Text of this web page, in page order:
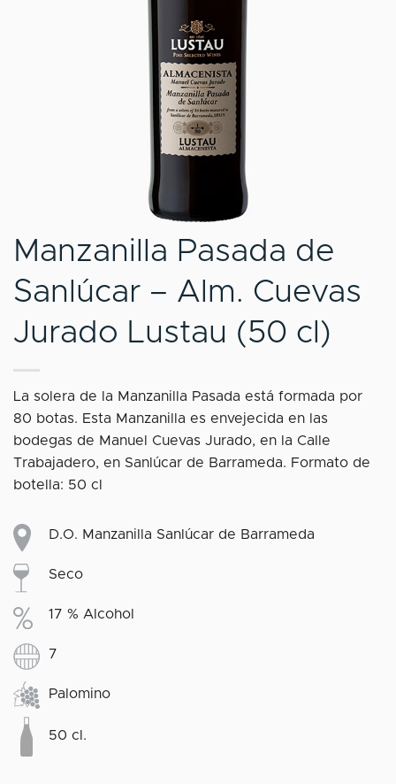
Manzanilla Pasada de
Sanlúcar – Alm. Cuevas
Jurado Lustau (50 cl)
La solera de la Manzanilla Pasada está formada por
80 botas. Esta Manzanilla es envejecida en las
bodegas de Manuel Cuevas Jurado, en la Calle
Trabajadero, en Sanlúcar de Barrameda. Formato de
botella: 50 cl
D.O. Manzanilla Sanlúcar de Barrameda
Seco
17 % Alcohol
7
Palomino
50 cl.